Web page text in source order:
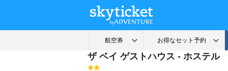
ザ ベイ ゲストハウス - ホステル